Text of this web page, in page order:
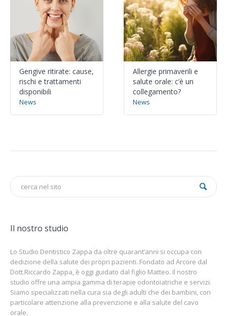
Gengive ritirate: cause,
rischi e trattamenti
disponibili
News
Allergie primaverili e
salute orale: c’è un
collegamento?
News
Il nostro studio
Lo Studio Dentistico Zappa da oltre quarant’anni si occupa con
dedizione della salute dei propri pazienti. Fondato ad Arcore dal
Dott.Riccardo Zappa, è oggi guidato dal figlio Matteo. Il nostro
studio offre una ampia gamma di terapie odontoiatriche e servizi.
Siamo specializzati nella cura sia degli adulti che dei bambini, con
particolare attenzione alla prevenzione e alla salute del cavo
orale.